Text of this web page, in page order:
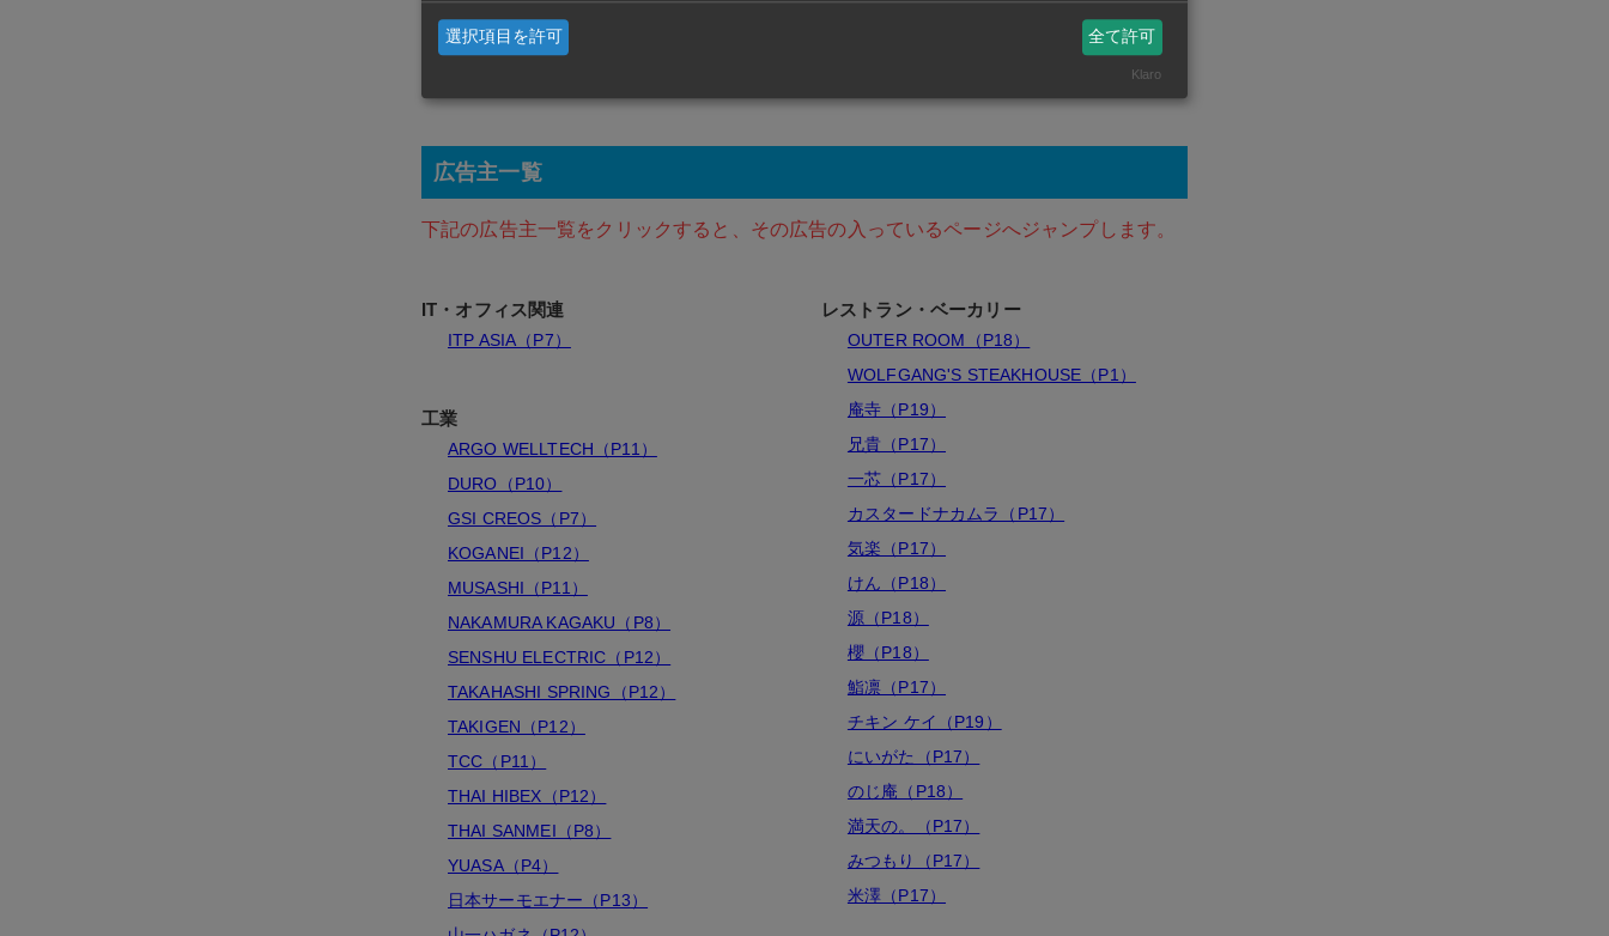
広告主一覧
下記の広告主一覧をクリックすると、その広告の入っているページへジャンプします。
IT・オフィス関連
ITP ASIA（P7）
工業
ARGO WELLTECH（P11）
DURO（P10）
GSI CREOS（P7）
KOGANEI（P12）
MUSASHI（P11）
NAKAMURA KAGAKU（P8）
SENSHU ELECTRIC（P12）
TAKAHASHI SPRING（P12）
TAKIGEN（P12）
TCC（P11）
THAI HIBEX（P12）
THAI SANMEI（P8）
YUASA（P4）
日本サーモエナー（P13）
レストラン・ベーカリー
OUTER ROOM（P18）
WOLFGANG'S STEAKHOUSE（P1）
庵寺（P19）
兄貴（P17）
一芯（P17）
カスタードナカムラ（P17）
気楽（P17）
けん（P18）
源（P18）
櫻（P18）
鮨凛（P17）
チキン ケイ（P19）
にいがた（P17）
のじ庵（P18）
満天の。（P17）
みつもり（P17）
米澤（P17）
選択項目を許可 全て許可
Klaro